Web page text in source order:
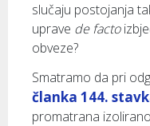
slučaju postojanja
uprave de facto
obveze?
Smatramo da pri
članka 144.
promatrana